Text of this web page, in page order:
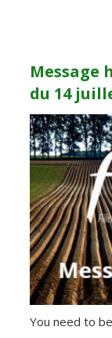
Message
du 14
You need to